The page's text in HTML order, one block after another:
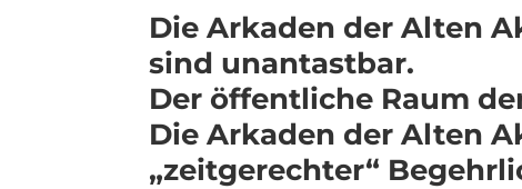
Die Arkaden der Alten
sind unantastbar.
Der öffentliche Raum
Die Arkaden der Alten
„zeitgerechter“